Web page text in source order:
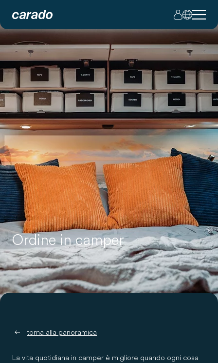
Ordine in camper
torna alla panoramica
La vita quotidiana in camper è migliore quando ogni cosa